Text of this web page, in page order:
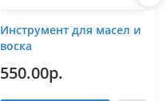
Инструмент для масел и
воска
550.00р.